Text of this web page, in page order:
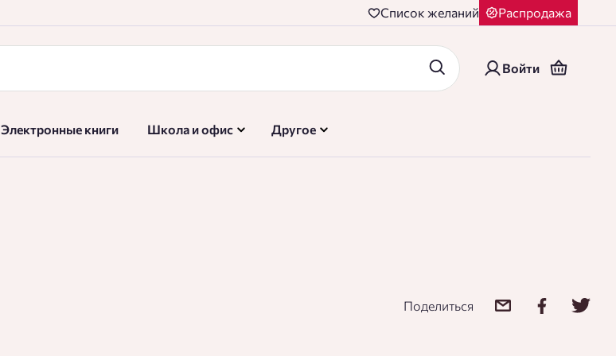
Cписок желаний Распродажа
Войти
Электронные книги Школа и офис Другое
Поделиться